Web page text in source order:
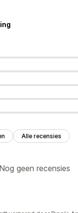
Alle recensies
Nog geen recensies